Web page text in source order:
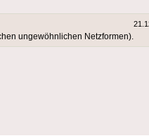
ungewöhnlichen Netzformen).